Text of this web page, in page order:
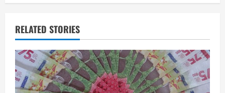
RELATED STORIES